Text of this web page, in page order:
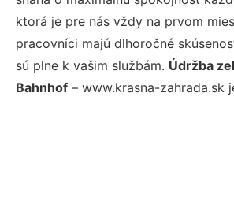
ktorá je pre nás vždy na prvom
pracovníci majú dlhoročné
sú plne k vašim službám. Údržba
Bahnhof – www.krasna-zahrada.sk